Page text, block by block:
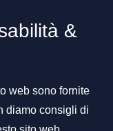
&
web sono fornite
diamo consigli di